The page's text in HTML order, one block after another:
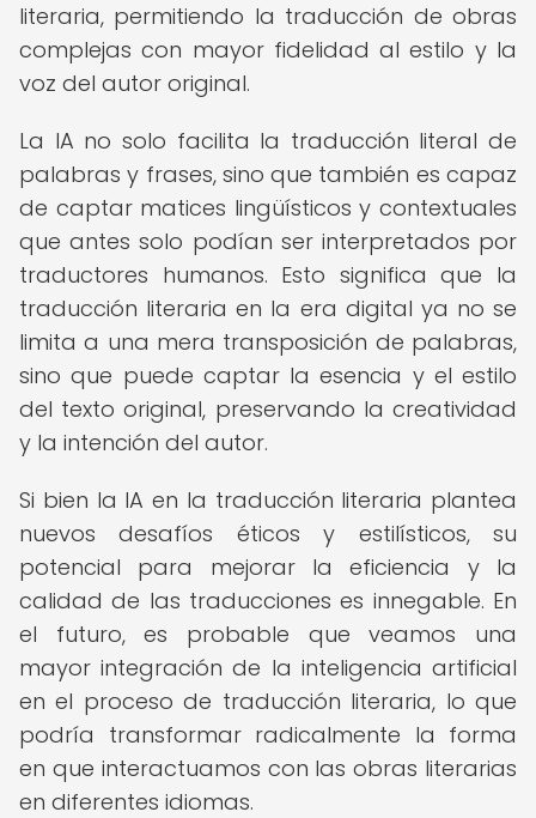
literaria, permitiendo la traducción de obras
complejas con mayor fidelidad al estilo y la
voz del autor original.
La IA no solo facilita la traducción literal de
palabras y frases, sino que también es capaz
de captar matices lingüísticos y contextuales
que antes solo podían ser interpretados por
traductores humanos. Esto significa que la
traducción literaria en la era digital ya no se
limita a una mera transposición de palabras,
sino que puede captar la esencia y el estilo
del texto original, preservando la creatividad
y la intención del autor.
Si bien la IA en la traducción literaria plantea
nuevos desafíos éticos y estilísticos, su
potencial para mejorar la eficiencia y la
calidad de las traducciones es innegable. En
el futuro, es probable que veamos una
mayor integración de la inteligencia artificial
en el proceso de traducción literaria, lo que
podría transformar radicalmente la forma
en que interactuamos con las obras literarias
en diferentes idiomas.